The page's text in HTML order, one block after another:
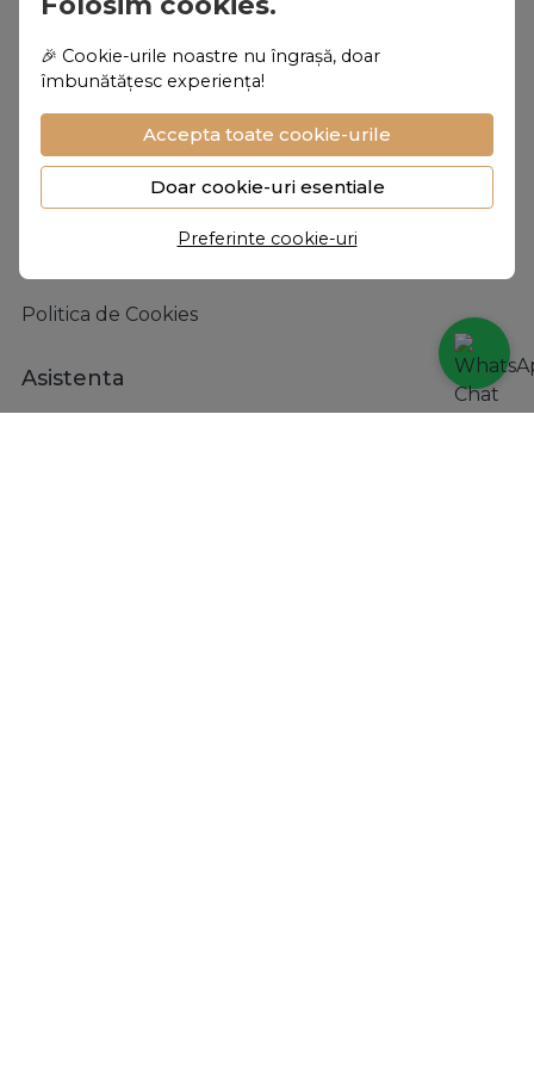
🎉 Cookie-urile noastre nu îngrașă, doar
îmbunătățesc experiența!
Accepta toate cookie-urile
Doar cookie-uri esentiale
Preferinte cookie-uri
femeie merita sa o simta
Despre noi
Personalizare
Termeni si conditii
Confidentialitate
Politica de Cookies
Asistenta